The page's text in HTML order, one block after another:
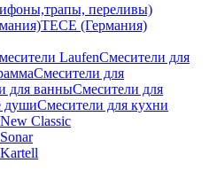
переливы)
TECE (Германия)
LaufenСмесители для
Смесители для
для ванныСмесители для
душиСмесители для кухни
Classic